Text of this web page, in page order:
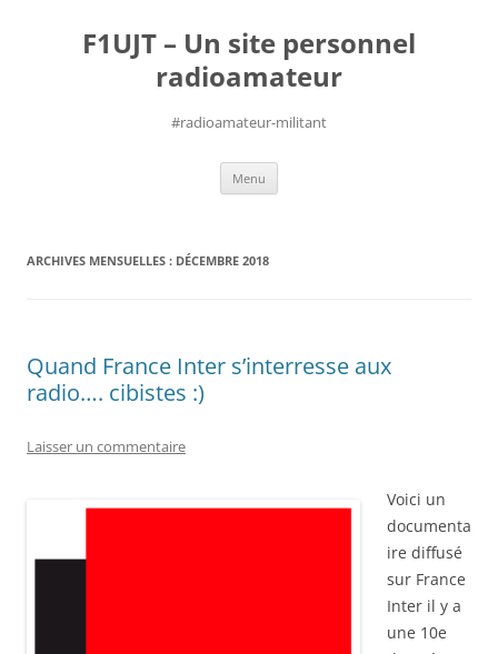
contenuF1UJT – Un site personnel
radioamateur
#radioamateur-militant
Menu
ARCHIVES MENSUELLES : DÉCEMBRE 2018
Quand France Inter s’interresse aux
radio…. cibistes :)
Laisser un commentaire
Voici un
documenta
ire diffusé
sur France
Inter il y a
une 10e